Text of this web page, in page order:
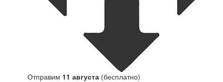
Отправим 11 августа (бесплатно)